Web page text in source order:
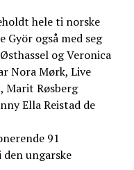
hele ti norske
også med seg
og Veronica
Nora Mørk, Live
Marit Røsberg
Ella Reistad de
91
ungarske